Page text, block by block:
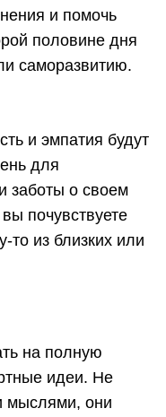
и помочь
половине дня
саморазвитию.
и эмпатия будут
для
заботы о своем
почувствуете
то из близких или
на полную
идеи. Не
мыслями, они